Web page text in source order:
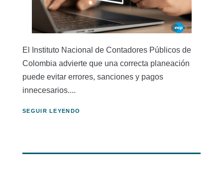
El Instituto Nacional de Contadores Públicos de
Colombia advierte que una correcta planeación
puede evitar errores, sanciones y pagos
innecesarios....
SEGUIR LEYENDO